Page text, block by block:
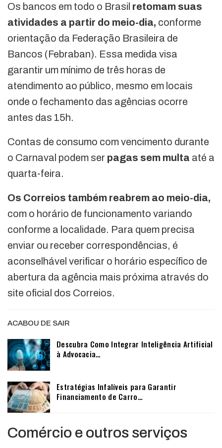
Os bancos em todo o Brasil retomam suas
atividades a partir do meio-dia, conforme
orientação da Federação Brasileira de
Bancos (Febraban). Essa medida visa
garantir um mínimo de três horas de
atendimento ao público, mesmo em locais
onde o fechamento das agências ocorre
antes das 15h.
Contas de consumo com vencimento durante
o Carnaval podem ser pagas sem multa até a
quarta-feira.
Os Correios também reabrem ao meio-dia,
com o horário de funcionamento variando
conforme a localidade. Para quem precisa
enviar ou receber correspondências, é
aconselhável verificar o horário específico de
abertura da agência mais próxima através do
site oficial dos Correios.
ACABOU DE SAIR
Descubra Como Integrar Inteligência Artificial
à Advocacia…
Estratégias Infalíveis para Garantir
Financiamento de Carro…
Comércio e outros serviços